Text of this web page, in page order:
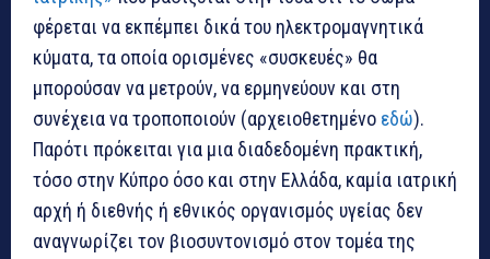
φέρεται να εκπέμπει δικά του ηλεκτρομαγνητικά
κύματα, τα οποία ορισμένες «συσκευές» θα
μπορούσαν να μετρούν, να ερμηνεύουν και στη
συνέχεια να τροποποιούν (αρχειοθετημένο εδώ).
Παρότι πρόκειται για μια διαδεδομένη πρακτική,
τόσο στην Κύπρο όσο και στην Ελλάδα, καμία ιατρική
αρχή ή διεθνής ή εθνικός οργανισμός υγείας δεν
αναγνωρίζει τον βιοσυντονισμό στον τομέα της